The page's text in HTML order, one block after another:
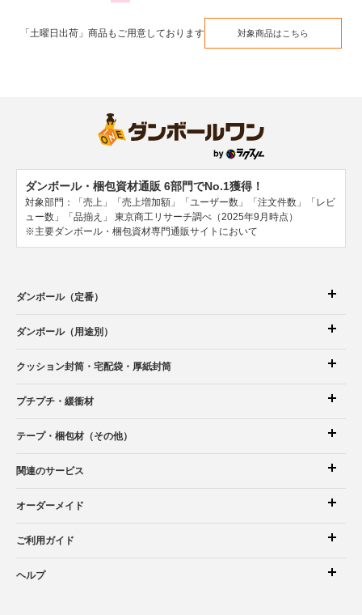
「土曜日出荷」商品もご用意しております 対象商品はこちら
ダンボール・梱包資材通販 6部門でNo.1獲得！
対象部門：「売上」「売上増加額」「ユーザー数」「注文件数」「レビ
ュー数」「品揃え」
東京商工リサーチ調べ（2025年9月時点）
※主要ダンボール・梱包資材専門通販サイトにおいて
ダンボール（定番）
ダンボール（用途別）
クッション封筒 ・宅配袋 ・厚紙封筒
プチプチ・緩衝材
テープ・梱包材（その他）
関連のサービス
オーダーメイド
ご利用ガイド
ヘルプ